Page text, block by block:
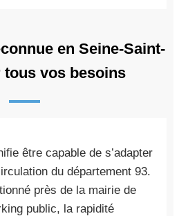
en Seine-Saint-
tous vos besoins
être capable de s’adapter
du département 93.
près de la mairie de
public, la rapidité